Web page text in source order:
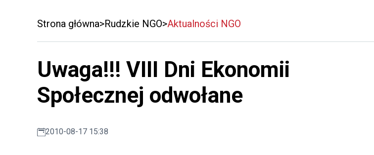
Strona główna Rudzkie NGO Aktualności NGO
Uwaga!!! VIII Dni Ekonomii
Społecznej odwołane
2010-08-17 15:38